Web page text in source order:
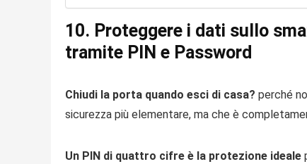
10. Proteggere i dati sullo
tramite PIN e Password
Chiudi la porta quando esci di casa? perché
sicurezza più elementare, ma che è
Un PIN di quattro cifre è la protezione ideale